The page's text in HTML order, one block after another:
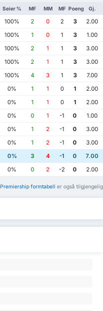
Seier % MF MM MF Poeng Gj.
100% 2 0 2 3
2.00
100% 1 0 1 3
1.00
100% 2 1 1 3
3.00
100% 2 1 1 3
3.00
100% 4 3 1 3
7.00
0% 1 1 0 1
2.00
0% 1 1 0 1
2.00
0% 0 1 -1 0
1.00
0% 1 2 -1 0
3.00
0% 1 2 -1 0
3.00
0% 3 4 -1 0
7.00
0% 0 2 -2 0 2.00
Premiership formtabell er også tilgjengelig